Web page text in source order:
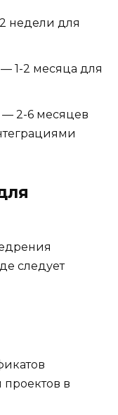
недели для
— 1-2 месяца для
— 2-6 месяцев
следует
в